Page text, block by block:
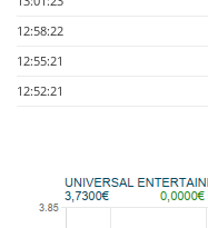
12:58:22
12:55:21
12:52:21